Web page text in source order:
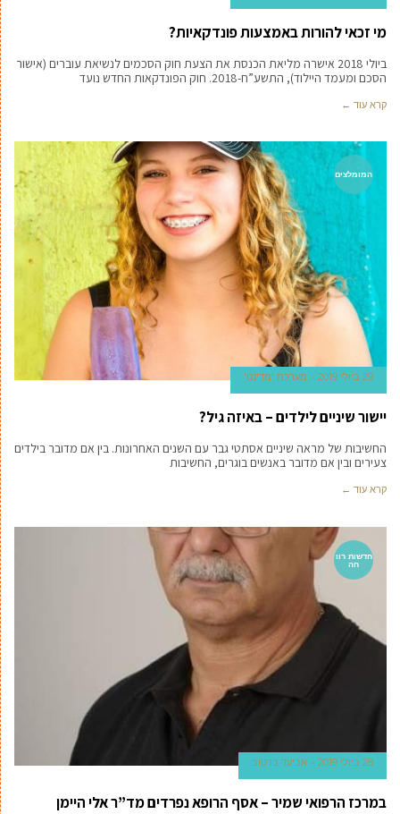
מי זכאי להורות באמצעות פונדקאיות?
ביולי 2018 אישרה מליאת הכנסת את הצעת חוק הסכמים לנשיאת עוברים (אישור
הסכם ומעמד היילוד), התשע”ח-2018. חוק הפונדקאות החדש נועד
קרא עוד ←
המומלצים
29 ביולי 2019 מערכת 'מדינט'
יישור שיניים לילדים – באיזה גיל?
החשיבות של מראה שיניים אסתטי גבר עם השנים האחרונות. בין אם מדובר בילדים
צעירים ובין אם מדובר באנשים בוגרים, החשיבות
קרא עוד ←
חדשות רוו
חה
28 ביולי 2019 אביעד ברטוב
במרכז הרפואי שמיר – אסף הרופא נפרדים מד”ר אלי היימן